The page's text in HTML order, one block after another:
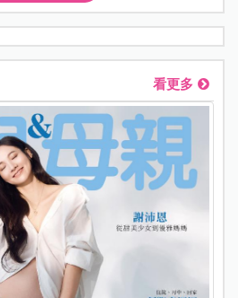
看更多